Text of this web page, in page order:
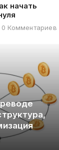
начать
0 Комментариев